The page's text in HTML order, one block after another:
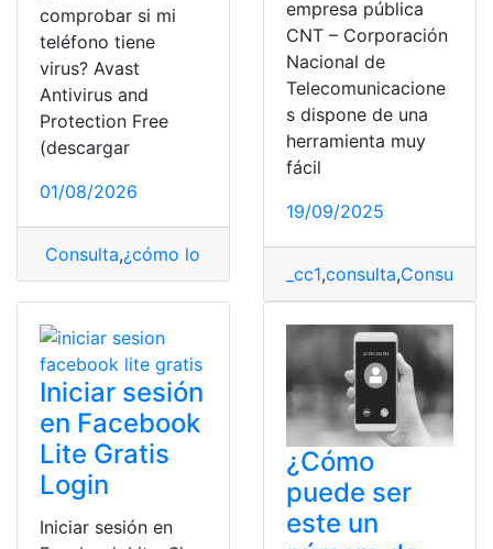
comprobar si mi
teléfono tiene
virus? Avast
Antivirus and
Protection Free
(descargar
01/08/2026
Consulta,¿cómo lo hago? eliminar,teléfono,Virus
empresa pública
CNT – Corporación
Nacional de
Telecomunicacione
s dispone de una
herramienta muy
fácil
19/09/2025
_cc1,consulta,Consulta
Iniciar sesión
en Facebook
Lite Gratis
Login
Iniciar sesión en
¿Cómo
puede ser
este un